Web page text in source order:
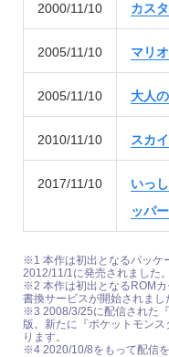
2000/11/10 カス
2005/11/10 マリ
2005/11/10 大人
2010/11/10 スカ
2017/11/10
いっ
ッパ
※1 本作は初出となるパッケ
2012/11/1に発売されました。
※2 本作は初出となるROM
書換サービスが開始されまし
※3 2008/3/25に配信された
版。新たに『ポケットモン
ります。
※4 2020/10/8をもって配信